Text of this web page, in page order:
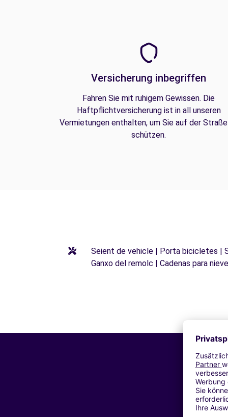
Versicherung inbegriffen
Fahren Sie mit ruhigem Gewissen. Die
Haftpflichtversicherung ist in all unseren
Vermietungen enthalten, um Sie auf der
schützen.
Seient de vehicle | Porta bicicletes |
Ganxo del remolc | Cadenas para nieve